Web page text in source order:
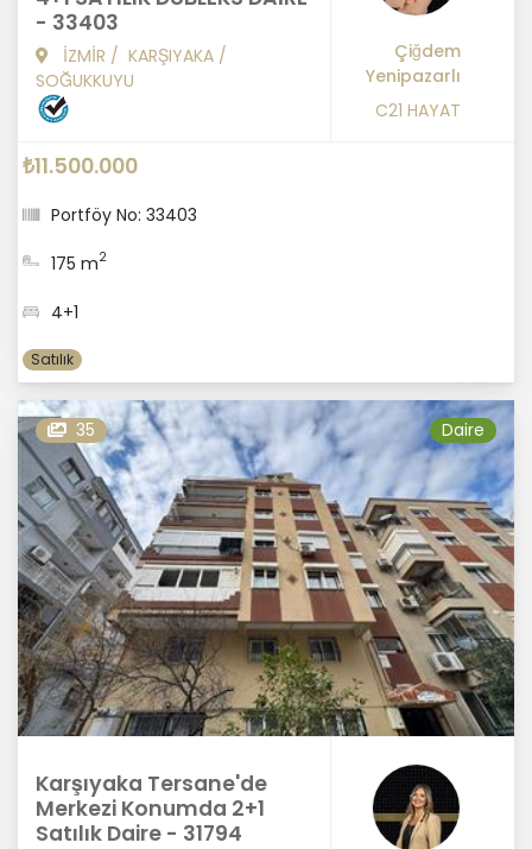
- 33403
İZMİR / KARŞIYAKA /
SOĞUKKUYU
Çiğdem
Yenipazarlı
C21 HAYAT
₺11.500.000
Portföy No: 33403
175 m2
4+1
Satılık
35 Daire
Karşıyaka Tersane'de
Merkezi Konumda 2+1
Satılık Daire - 31794